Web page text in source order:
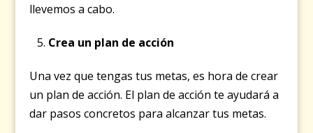
llevemos a cabo.
Crea un plan de acción
Una vez que tengas tus metas, es hora de crear
un plan de acción. El plan de acción te ayudará a
dar pasos concretos para alcanzar tus metas.